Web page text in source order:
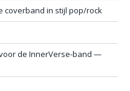
coverband in stijl pop/rock
de InnerVerse-band —